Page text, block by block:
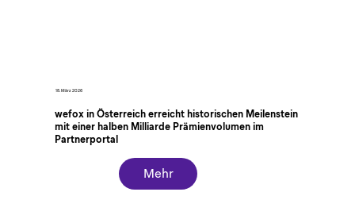
18. März 2026
wefox in Österreich erreicht historischen Meilenstein
mit einer halben Milliarde Prämienvolumen im
Partnerportal
Mehr